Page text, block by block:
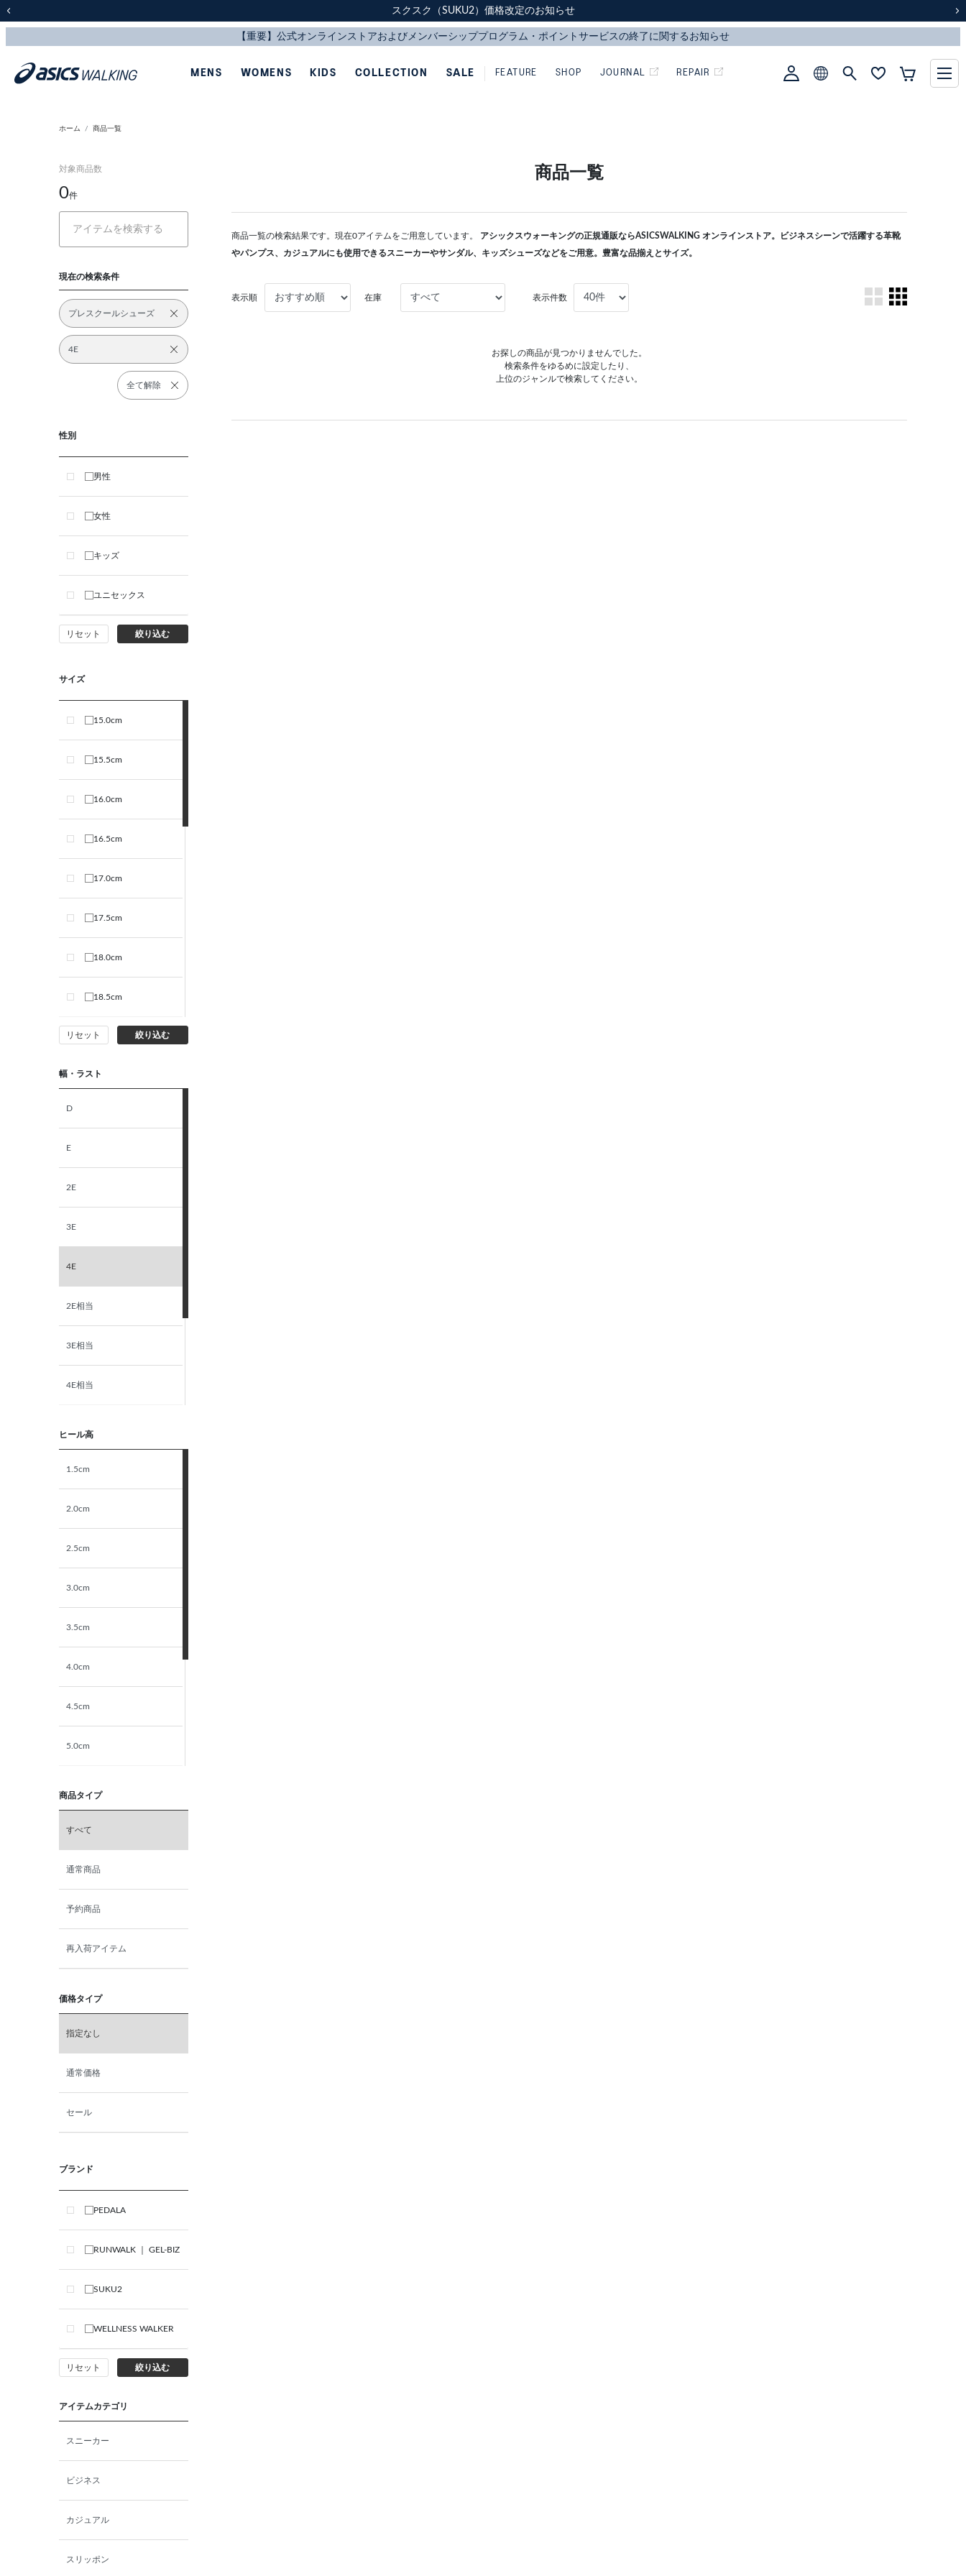
スクスク（SUKU2）価格改定のお知らせ
配送に関するお知らせ
スクスク（SUKU2）価格改定のお知らせ
配送に関するお知らせ
MENS WOMENS KIDS COLLECTION SALE FEATURE SHOP JOURNAL REPAIR
ホーム 商品一覧
対象商品数
0件
現在の検索条件
プレスクールシューズ
4E
全て解除
性別
男性
女性
キッズ
ユニセックス
リセット 絞り込む
サイズ
15.0cm
15.5cm
16.0cm
16.5cm
17.0cm
17.5cm
18.0cm
18.5cm
19.0cm
19.5cm
リセット 絞り込む
幅・ラスト
D
E
2E
3E
4E
2E相当
3E相当
4E相当
ヒール高
1.5cm
2.0cm
2.5cm
3.0cm
3.5cm
4.0cm
4.5cm
5.0cm
6.0cm
6.5cm
7.0cm
商品タイプ
すべて
通常商品
予約商品
再入荷アイテム
価格タイプ
指定なし
通常価格
セール
ブランド
PEDALA
RUNWALK ｜ GEL-BIZ
SUKU2
WELLNESS WALKER
リセット 絞り込む
アイテムカテゴリ
スニーカー
ビジネス
カジュアル
スリッポン
商品一覧
商品一覧の検索結果です。現在0アイテムをご用意しています。 アシックスウォーキングの正規通販ならASICSWALKING オンラインストア。ビジネスシーンで活躍する革靴
やパンプス、カジュアルにも使用できるスニーカーやサンダル、キッズシューズなどをご用意。豊富な品揃えとサイズ。
表示順 在庫 表示件数
お探しの商品が見つかりませんでした。
検索条件をゆるめに設定したり、
上位のジャンルで検索してください。